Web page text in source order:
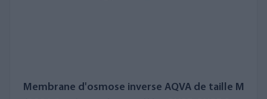
Membrane d'osmose inverse AQVA de taille M